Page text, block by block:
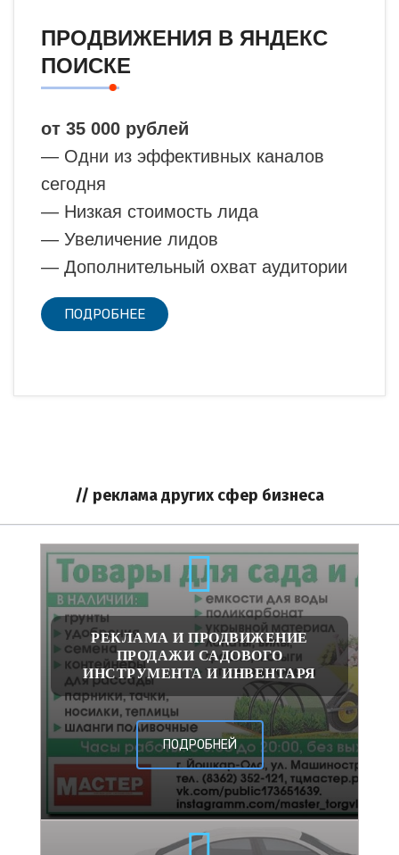
ПРОДВИЖЕНИЯ В ЯНДЕКС
ПОИСКЕ
от 35 000 рублей
— Одни из эффективных каналов
сегодня
— Низкая стоимость лида
— Увеличение лидов
— Дополнительный охват аудитории
ПОДРОБНЕЕ
// реклама других сфер бизнеса
РЕКЛАМА И ПРОДВИЖЕНИЕ
ПРОДАЖИ САДОВОГО
ИНСТРУМЕНТА И ИНВЕНТАРЯ
ПОДРОБНЕЙ